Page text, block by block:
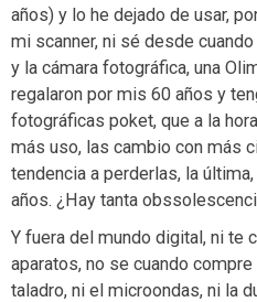
años) y lo he dejado de usar,
mi scanner, ni sé desde
y la cámara fotográfica, una
regalaron por mis 60 años y
fotográficas poket, que a la
más uso, las cambio con más
tendencia a perderlas, la
años. ¿Hay tanta
Y fuera del mundo digital, ni te
aparatos, no se cuando
taladro, ni el microondas, ni la